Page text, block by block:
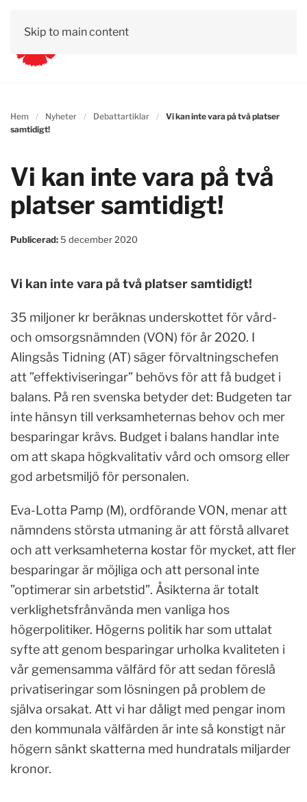
Skip to main content
Hem Nyheter Debattartiklar
Vi kan inte vara på två platser
samtidigt!
Vi kan inte vara på två
platser samtidigt!
Publicerad:5 december 2020
Vi kan inte vara på två platser samtidigt!
35 miljoner kr beräknas underskottet för vård-
och omsorgsnämnden (VON) för år 2020. I
Alingsås Tidning (AT) säger förvaltningschefen
att ”effektiviseringar” behövs för att få budget i
balans. På ren svenska betyder det: Budgeten tar
inte hänsyn till verksamheternas behov och mer
besparingar krävs. Budget i balans handlar inte
om att skapa högkvalitativ vård och omsorg eller
god arbetsmiljö för personalen.
Eva-Lotta Pamp (M), ordförande VON, menar att
nämndens största utmaning är att förstå allvaret
och att verksamheterna kostar för mycket, att fler
besparingar är möjliga och att personal inte
”optimerar sin arbetstid”. Åsikterna är totalt
verklighetsfrånvända men vanliga hos
högerpolitiker. Högerns politik har som uttalat
syfte att genom besparingar urholka kvaliteten i
vår gemensamma välfärd för att sedan föreslå
privatiseringar som lösningen på problem de
själva orsakat. Att vi har dåligt med pengar inom
den kommunala välfärden är inte så konstigt när
högern sänkt skatterna med hundratals miljarder
kronor.